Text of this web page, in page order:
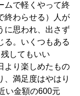
ムで軽くやって終
終わらせる）人が
に思われ、出さず
る。いくつもある
してもいい
より楽しめたもの
、満足度はやはり
い金額の600元